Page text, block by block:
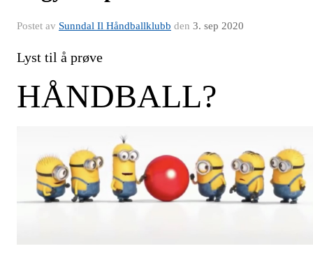
Postet av Sunndal Il Håndballklubb den 3. sep 2020
Lyst til å prøve
HÅNDBALL?